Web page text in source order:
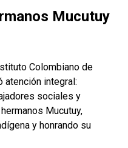
Mucutuy
Colombiano de
atención integral:
sociales y
Mucutuy,
y honrando su